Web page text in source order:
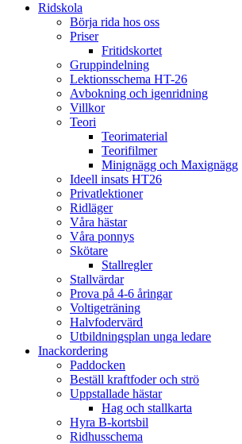
Ridskola
Börja rida hos oss
Priser
Fritidskortet
Gruppindelning
Lektionsschema HT-26
Avbokning och igenridning
Villkor
Teori
Teorimaterial
Teorifilmer
Minignägg och Maxignägg
Ideell insats HT26
Privatlektioner
Ridläger
Våra hästar
Våra ponnys
Skötare
Stallregler
Stallvärdar
Prova på 4-6 åringar
Voltigeträning
Halvfodervärd
Utbildningsplan unga ledare
Inackordering
Paddocken
Beställ kraftfoder och strö
Uppstallade hästar
Hag och stallkarta
Hyra B-kortsbil
Ridhusschema